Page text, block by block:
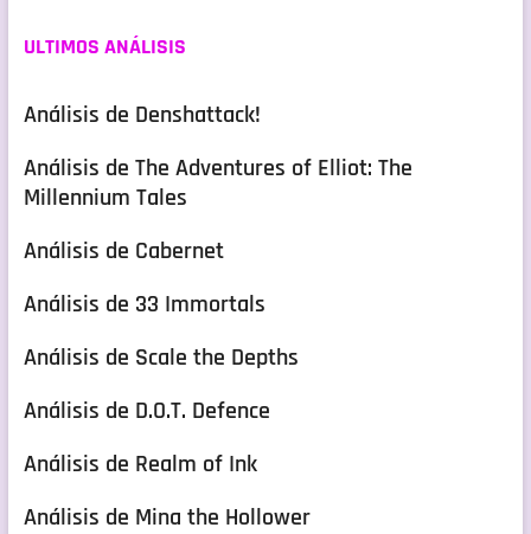
ULTIMOS ANÁLISIS
Análisis de Denshattack!
Análisis de The Adventures of Elliot: The
Millennium Tales
Análisis de Cabernet
Análisis de 33 Immortals
Análisis de Scale the Depths
Análisis de D.O.T. Defence
Análisis de Realm of Ink
Análisis de Mina the Hollower